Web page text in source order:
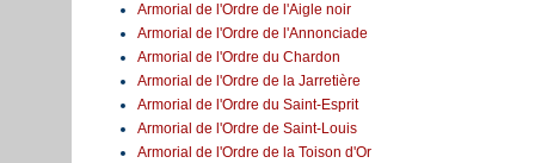
Armorial de l'Ordre de l'Aigle noir
Armorial de l'Ordre de l'Annonciade
Armorial de l'Ordre du Chardon
Armorial de l'Ordre de la Jarretière
Armorial de l'Ordre du Saint-Esprit
Armorial de l'Ordre de Saint-Louis
Armorial de l'Ordre de la Toison d'Or